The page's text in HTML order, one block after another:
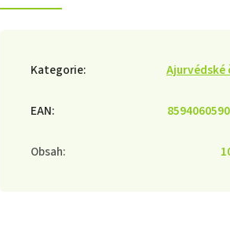
Kategorie: Ajurvédské
EAN:
Obsah: